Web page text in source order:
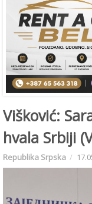
Višković:
hvala Srbiji
Republika Srpska